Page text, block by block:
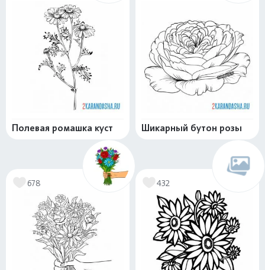
Полевая ромашка куст Шикарный бутон розы
678 432